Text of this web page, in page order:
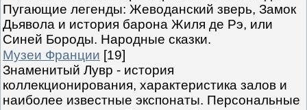
Пугающие легенды: Жеводанский зверь, Замок
Дьявола и история барона Жиля де Рэ, или
Синей Бороды. Народные сказки.
Музеи Франции [19]
Знаменитый Лувр - история
коллекционирования, характеристика залов и
наиболее известные экспонаты. Персональные